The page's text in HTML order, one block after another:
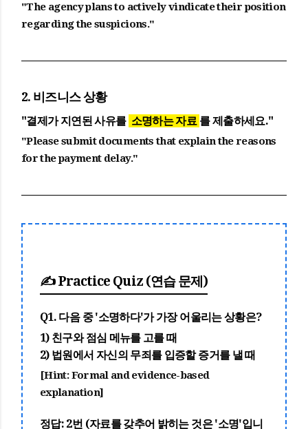
"The agency plans to actively vindicate their position
regarding the suspicions."
2. 비즈니스 상황
"결제가 지연된 사유를 소명하는 자료 를 제출하세요."
"Please submit documents that explain the reasons
for the payment delay."
✍️ Practice Quiz (연습 문제)
Q1. 다음 중 '소명하다'가 가장 어울리는 상황은?
1) 친구와 점심 메뉴를 고를 때
2) 법원에서 자신의 무죄를 입증할 증거를 낼 때
[Hint: Formal and evidence-based
explanation]
정답: 2번 (자료를 갖추어 밝히는 것은 '소명'입니